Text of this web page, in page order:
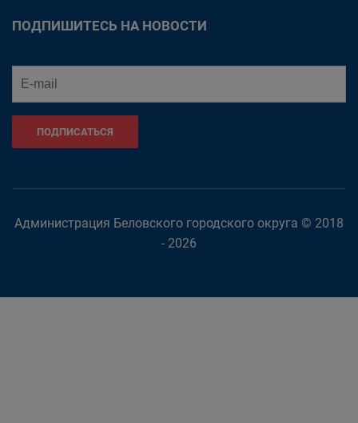
ПОДПИШИТЕСЬ НА НОВОСТИ
ПОДПИСАТЬСЯ
Администрация Беловского городского округа © 2018
- 2026